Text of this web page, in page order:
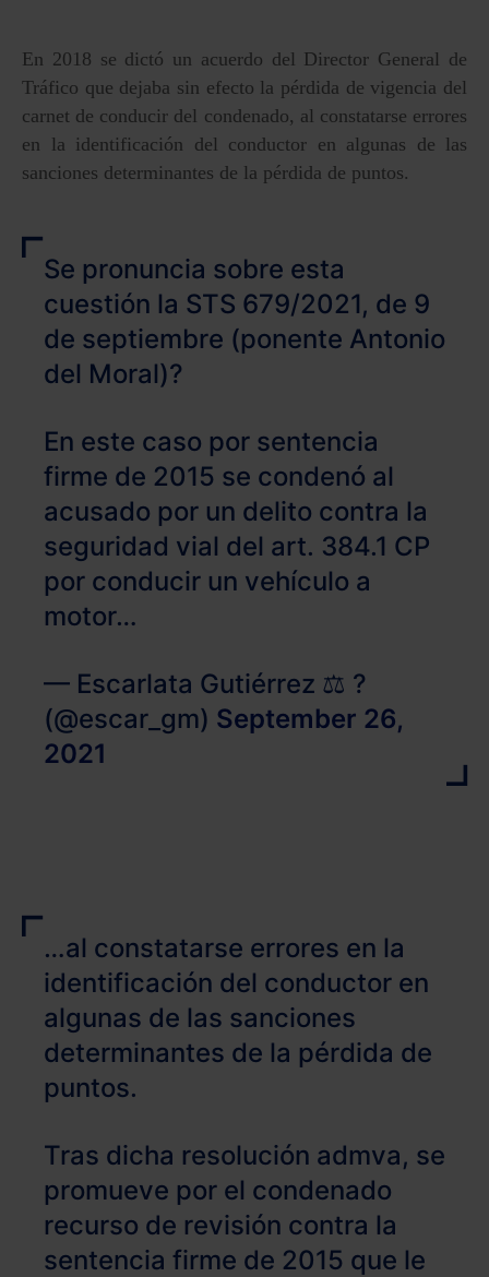
En 2018 se dictó un acuerdo del Director General de
Tráfico que dejaba sin efecto la pérdida de vigencia del
carnet de conducir del condenado, al constatarse errores
en la identificación del conductor en algunas de las
sanciones determinantes de la pérdida de puntos.
Se pronuncia sobre esta
cuestión la STS 679/2021, de 9
de septiembre (ponente Antonio
del Moral)?
En este caso por sentencia
firme de 2015 se condenó al
acusado por un delito contra la
seguridad vial del art. 384.1 CP
por conducir un vehículo a
motor…
— Escarlata Gutiérrez ⚖️ ?
(@escar_gm) September 26,
2021
…al constatarse errores en la
identificación del conductor en
algunas de las sanciones
determinantes de la pérdida de
puntos.
Tras dicha resolución admva, se
promueve por el condenado
recurso de revisión contra la
sentencia firme de 2015 que le